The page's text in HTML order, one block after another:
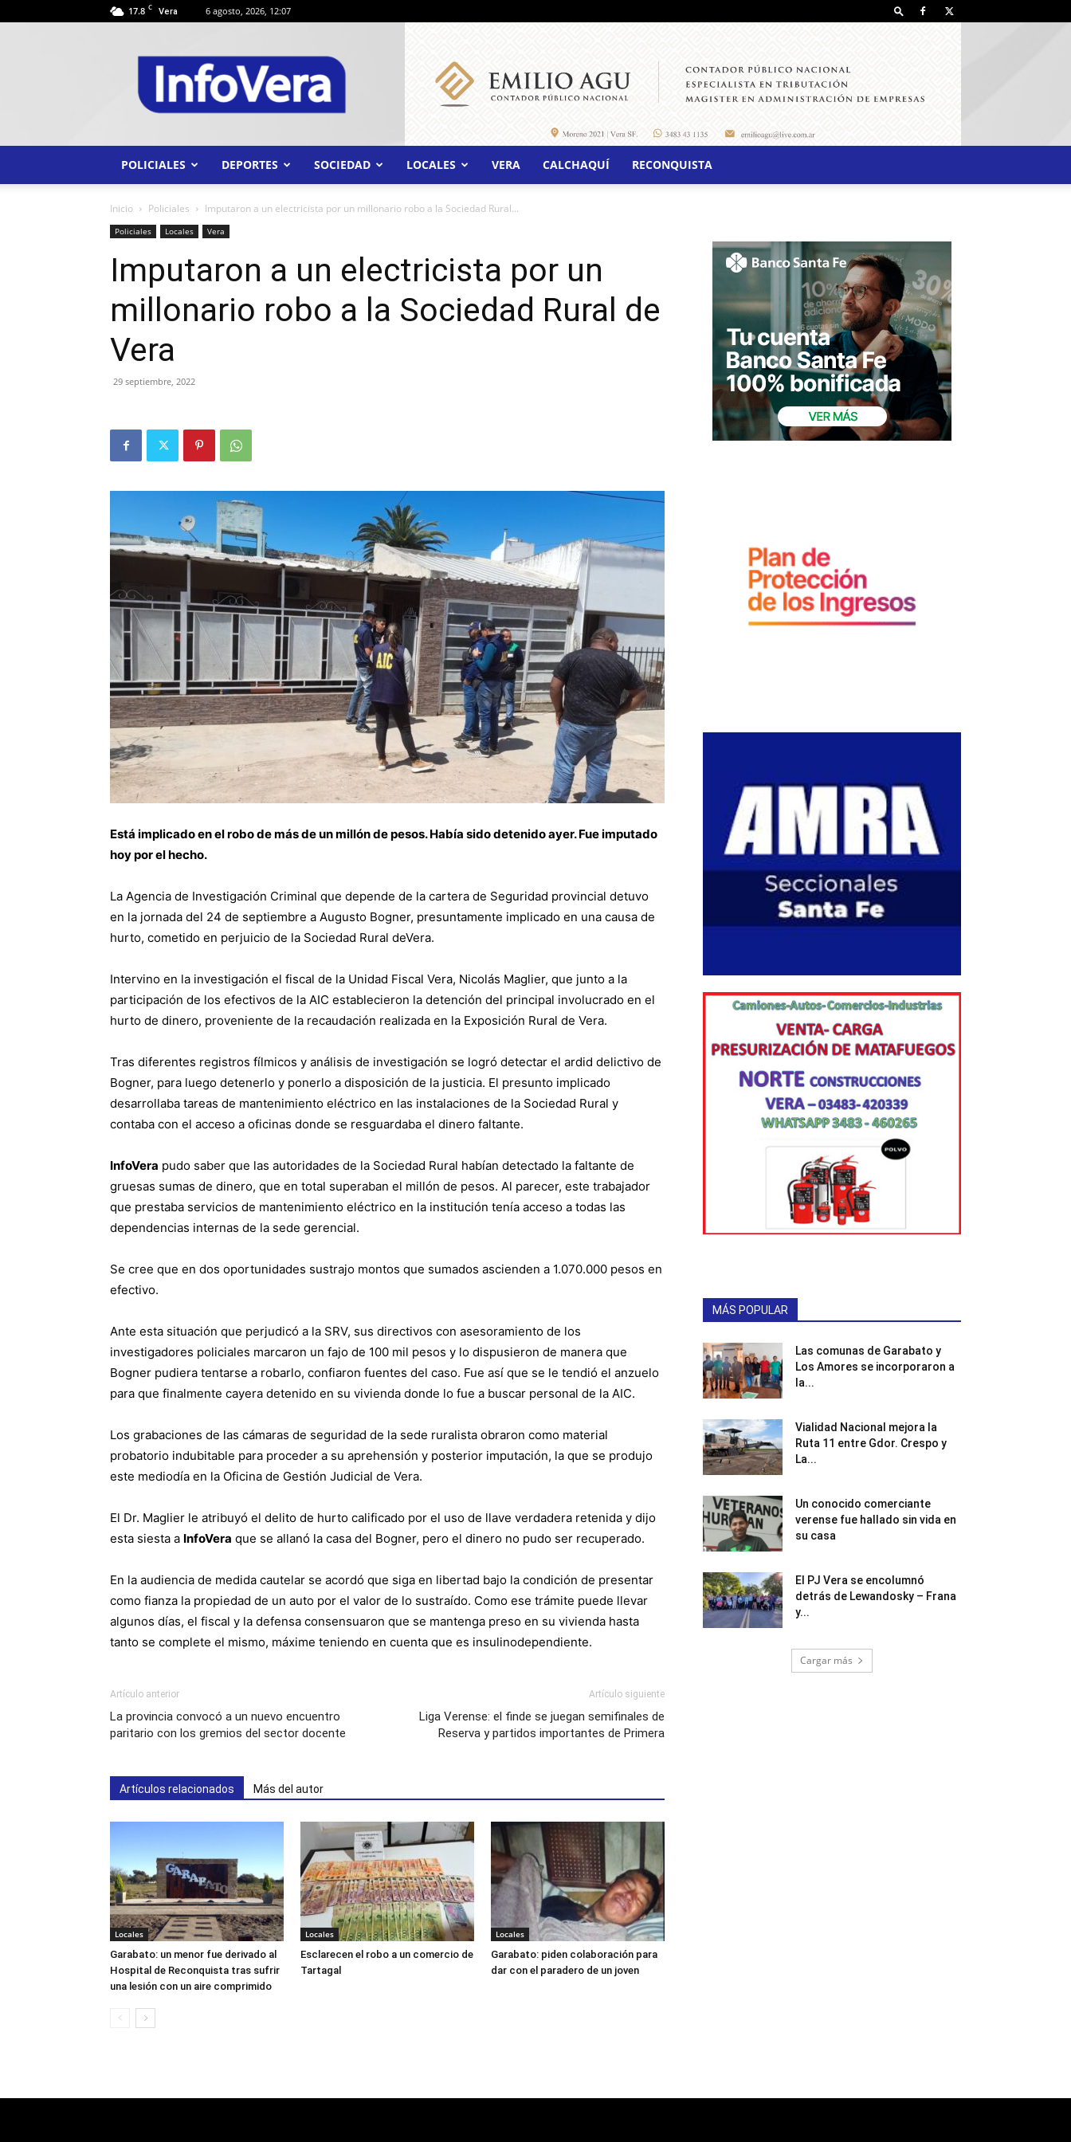
17.8 C Vera 6 agosto, 2026, 12:07
INFO
VERA
POLICIALES DEPORTES SOCIEDAD LOCALES VERA CALCHAQUÍ RECONQUISTA
Inicio Policiales Imputaron a un electricista por un millonario robo a la Sociedad Rural...
Policiales Locales Vera
Imputaron a un electricista por un
millonario robo a la Sociedad Rural de
Vera
29 septiembre, 2022
Está implicado en el robo de más de un millón de pesos. Había sido detenido ayer. Fue imputado
hoy por el hecho.
La Agencia de Investigación Criminal que depende de la cartera de Seguridad provincial detuvo
en la jornada del 24 de septiembre a Augusto Bogner, presuntamente implicado en una causa de
hurto, cometido en perjuicio de la Sociedad Rural deVera.
Intervino en la investigación el fiscal de la Unidad Fiscal Vera, Nicolás Maglier, que junto a la
participación de los efectivos de la AIC establecieron la detención del principal involucrado en el
hurto de dinero, proveniente de la recaudación realizada en la Exposición Rural de Vera.
Tras diferentes registros fílmicos y análisis de investigación se logró detectar el ardid delictivo de
Bogner, para luego detenerlo y ponerlo a disposición de la justicia. El presunto implicado
desarrollaba tareas de mantenimiento eléctrico en las instalaciones de la Sociedad Rural y
contaba con el acceso a oficinas donde se resguardaba el dinero faltante.
InfoVera pudo saber que las autoridades de la Sociedad Rural habían detectado la faltante de
gruesas sumas de dinero, que en total superaban el millón de pesos. Al parecer, este trabajador
que prestaba servicios de mantenimiento eléctrico en la institución tenía acceso a todas las
dependencias internas de la sede gerencial.
Se cree que en dos oportunidades sustrajo montos que sumados ascienden a 1.070.000 pesos en
efectivo.
Ante esta situación que perjudicó a la SRV, sus directivos con asesoramiento de los
investigadores policiales marcaron un fajo de 100 mil pesos y lo dispusieron de manera que
Bogner pudiera tentarse a robarlo, confiaron fuentes del caso. Fue así que se le tendió el anzuelo
para que finalmente cayera detenido en su vivienda donde lo fue a buscar personal de la AIC.
Los grabaciones de las cámaras de seguridad de la sede ruralista obraron como material
probatorio indubitable para proceder a su aprehensión y posterior imputación, la que se produjo
este mediodía en la Oficina de Gestión Judicial de Vera.
El Dr. Maglier le atribuyó el delito de hurto calificado por el uso de llave verdadera retenida y dijo
esta siesta a InfoVera que se allanó la casa del Bogner, pero el dinero no pudo ser recuperado.
En la audiencia de medida cautelar se acordó que siga en libertad bajo la condición de presentar
como fianza la propiedad de un auto por el valor de lo sustraído. Como ese trámite puede llevar
algunos días, el fiscal y la defensa consensuaron que se mantenga preso en su vivienda hasta
tanto se complete el mismo, máxime teniendo en cuenta que es insulinodependiente.
Artículo anterior
La provincia convocó a un nuevo encuentro
paritario con los gremios del sector docente
Artículo siguiente
Liga Verense: el finde se juegan semifinales de
Reserva y partidos importantes de Primera
Artículos relacionados Más del autor
Locales
Garabato: un menor fue derivado al
Hospital de Reconquista tras sufrir
una lesión con un aire comprimido
Locales
Esclarecen el robo a un comercio de
Tartagal
Locales
Garabato: piden colaboración para
dar con el paradero de un joven
MÁS POPULAR
Las comunas de Garabato y
Los Amores se incorporaron a
la...
Vialidad Nacional mejora la
Ruta 11 entre Gdor. Crespo y
La...
Un conocido comerciante
verense fue hallado sin vida en
su casa
El PJ Vera se encolumnó
detrás de Lewandosky – Frana
y...
Cargar más